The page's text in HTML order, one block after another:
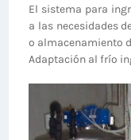
El sistema para
a las necesidades
o almacenamiento
Adaptación al frío